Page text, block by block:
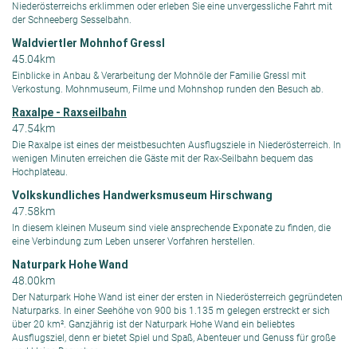
Niederösterreichs erklimmen oder erleben Sie eine unvergessliche Fahrt mit
der Schneeberg Sesselbahn.
Waldviertler Mohnhof Gressl
45.04km
Einblicke in Anbau & Verarbeitung der Mohnöle der Familie Gressl mit
Verkostung. Mohnmuseum, Filme und Mohnshop runden den Besuch ab.
Raxalpe - Raxseilbahn
47.54km
Die Raxalpe ist eines der meistbesuchten Ausflugsziele in Niederösterreich. In
wenigen Minuten erreichen die Gäste mit der Rax-Seilbahn bequem das
Hochplateau.
Volkskundliches Handwerksmuseum Hirschwang
47.58km
In diesem kleinen Museum sind viele ansprechende Exponate zu finden, die
eine Verbindung zum Leben unserer Vorfahren herstellen.
Naturpark Hohe Wand
48.00km
Der Naturpark Hohe Wand ist einer der ersten in Niederösterreich gegründeten
Naturparks. In einer Seehöhe von 900 bis 1.135 m gelegen erstreckt er sich
über 20 km². Ganzjährig ist der Naturpark Hohe Wand ein beliebtes
Ausflugsziel, denn er bietet Spiel und Spaß, Abenteuer und Genuss für große